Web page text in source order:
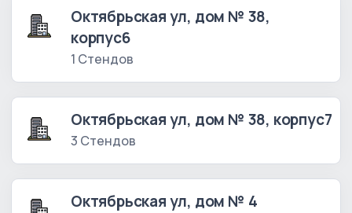
Октябрьская ул, дом № 38,
корпус6
1 Стендов
Октябрьская ул, дом № 38, корпус7
3 Стендов
Октябрьская ул, дом № 4